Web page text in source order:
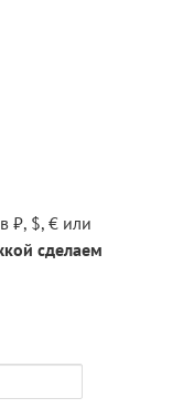
₽, $, € или
сделаем